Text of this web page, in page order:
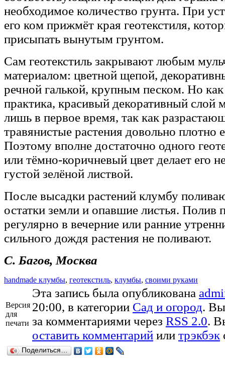
необходимое количество грунта. При
его ком прижмёт края геотекстиля,
присыпать вынутым грунтом.
Сам геотекстиль закрывают любым
материалом: цветной щепой,
речной галькой, крупным песком. Но
практика, красивый декоративный слой
лишь в первое время, так как
травянистые растения довольно плотно
Поэтому вполне достаточно одного
или тёмно-коричневый цвет делает его
густой зелёной листвой.
После высадки растений клумбу
остатки земли и опавшие листья. Полив
регулярно в вечерние или ранние
сильного дождя растения не поливают.
С. Багов, Москва
handmade клумбы, геотекстиль, клумбы, своими руками
Версия
для
печати
Эта запись была опубликована
20:00, в категории Сад и огород. Вы
за комментариями через RSS 2.0.
оставить комментарий или трэкбэк
Поделиться…